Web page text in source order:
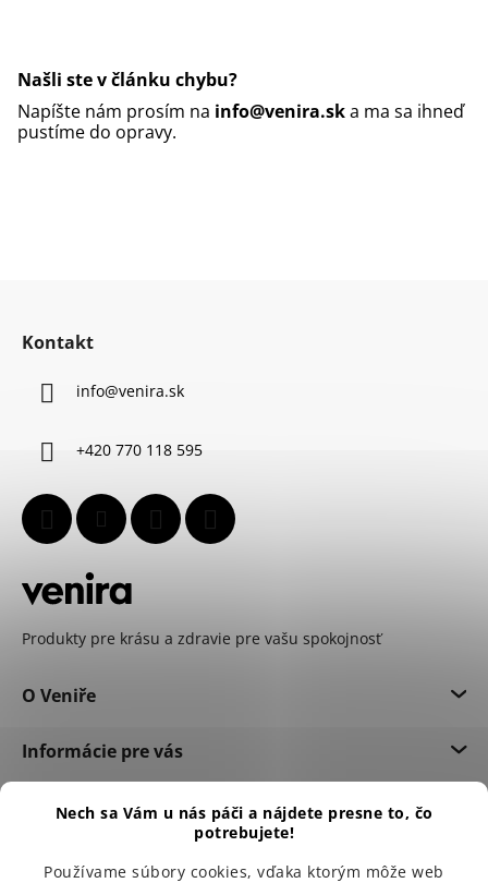
Nech sa Vám u nás páči a nájdete presne to, čo
potrebujete!
Používame súbory cookies, vďaka ktorým môže web
Našli ste v článku chybu?
Napíšte nám prosím na info@venira.ska ma sa ihneď
pustíme do opravy.
Kontakt
info@venira.sk
+420 770 118 595
Produkty pre krásu a zdravie pre vašu spokojnosť
O Veniře
Informácie pre vás
Dôležité informácie